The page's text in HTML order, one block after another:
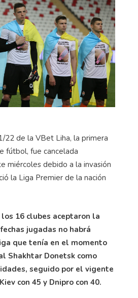
22 de la VBet Liha, la primera
fútbol, fue cancelada
miércoles debido a la invasión
la Liga Premier de la nación
16 clubes aceptaron la
jugadas no habrá
que tenía en el momento
Shakhtar Donetsk como
seguido por el vigente
con 45 y Dnipro con 40.